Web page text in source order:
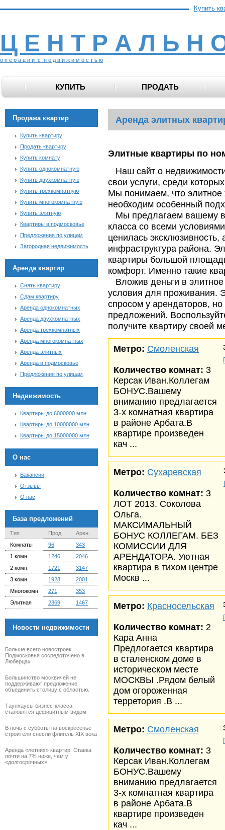
Купить
Ц Е Н Т Р А Л Ь Н
о п е р а ц и и с н е д в и ж и м о с т ь ю
КУПИТЬ ПРОДАТЬ
Продажа квартир
Купить квартиру
Продать квартиру
Купить комнату
Купить однокомнатную
Купить двухкомнатную
Купить трехкомнатную
Купить многокомнатную
Купить элитную
Квартиры в подмосковье
Предложения по улицам
Загородная недвижимость
Аренда квартир
Снять квартиру
Сдам квартиру
Аренда однокомнатных
Аренда двухкомнатных
Аренда трехкомнатных
Аренда многокомнатных
Аренда элитных
Аренда в подмосковье
Предложения по улицам
Недвижимость
Квартиры до 6000000 млн
Квартиры до 10000000 млн
Квартиры до 15000000 млн
О нас
Вакансии
Отзывы
О нас
База предложений
Тип Прод.
Арен.
Комнаты
96
343
1 комн.
1246
2046
2 комн.
1721
3147
3 комн.
1928
2001
Многокомн.
271
353
Элитная
2369 1467
Новости недвижимости
Больше всего новостроек
Подмосковья сосредоточено в
Люберцах
Большинство москвичей не
поддерживают предложение
объединить столицу с областью.
Таунхаусы бизнес-класса
становятся дефицитным видом
В ночь с субботы на воскресенье
строители снесли флигель XIX века
Аренда «летних» квартир. Ставка
почти на 7% ниже, чем у
«долгосрочных»
Аренда элитных
Элитные квартиры по
Наш сайт о
свои услуги, среди
Мы понимаем, что элитное
необходим особенный
Мы предлагаем вашему
класса со всеми
ценилась эксклюзивность,
инфраструктура района.
квартиры большой
комфорт. Именно такие
Вложив деньги в
условия для проживания.
спросом у арендаторов,
предложений.
получите квартиру своей
Метро: Смоленская
Количество комнат: 3
Керсак Иван.Коллегам
БОНУС.Вашему
вниманию предлагается
3-х комнатная квартира
в районе Арбата.В
квартире произведен
кач ...
Метро: Сухаревская
Количество комнат: 3
ЛОТ 2013. Соколова
Ольга.
МАКСИМАЛЬНЫЙ
БОНУС КОЛЛЕГАМ. БЕЗ
КОМИССИИ ДЛЯ
АРЕНДАТОРА. Уютная
квартира в тихом центре
Москв ...
Метро: Красносельская
Количество комнат: 2
Кара Анна
Предлогается квартира
в сталенском доме в
историческом месте
МОСКВЫ .Рядом белый
дом огороженная
терретория .В ...
Метро: Смоленская
Количество комнат: 3
Керсак Иван.Коллегам
БОНУС.Вашему
вниманию предлагается
3-х комнатная квартира
в районе Арбата.В
квартире произведен
кач ...